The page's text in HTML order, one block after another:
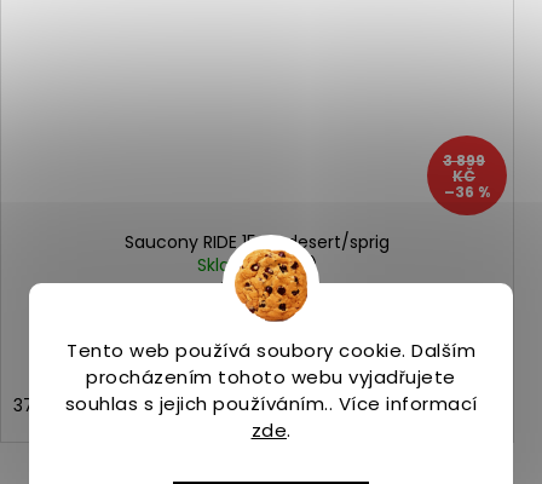
Tento web používá soubory cookie. Dalším
procházením tohoto webu vyjadřujete
souhlas s jejich používáním.. Více informací
zde.
3 899
KČ
–36 %
Saucony RIDE 15 TR desert/sprig
Skladem(1 ks)
2 490 Kč
37,5 38,5 43